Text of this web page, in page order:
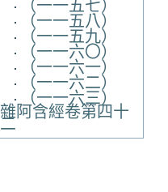
（一一五七）
（一一五八）
（一一五九）
（一一六〇）
（一一六一）
（一一六二）
（一一六三）
雜阿含經卷第四十
二